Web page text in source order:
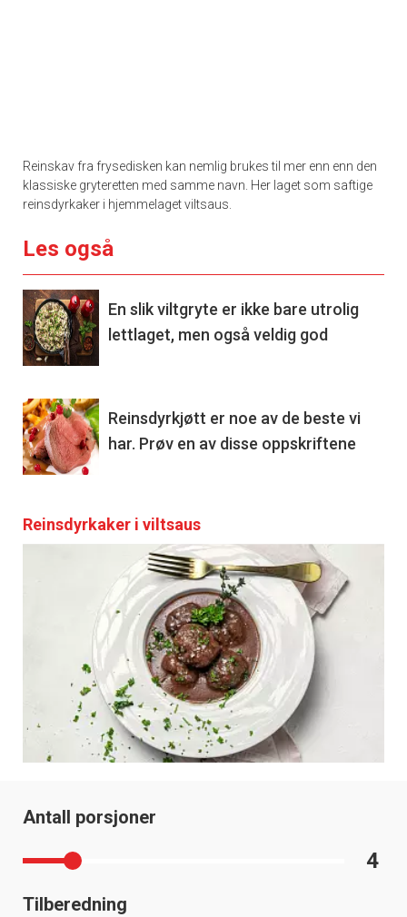
Reinskav fra frysedisken kan nemlig brukes til mer enn enn den
klassiske gryteretten med samme navn. Her laget som saftige
reinsdyrkaker i hjemmelaget viltsaus.
Les også
En slik viltgryte er ikke bare utrolig
lettlaget, men også veldig god
Reinsdyrkjøtt er noe av de beste vi
har. Prøv en av disse oppskriftene
Reinsdyrkaker i viltsaus
Antall porsjoner
4
Tilberedning